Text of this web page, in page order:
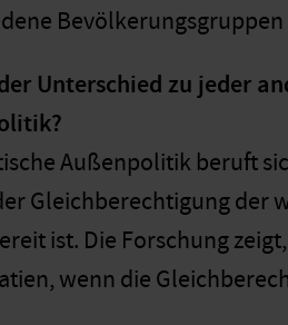
Unterschied zu jeder
Außenpolitik beruft
Gleichberechtigung der
ist. Die Forschung
wenn die